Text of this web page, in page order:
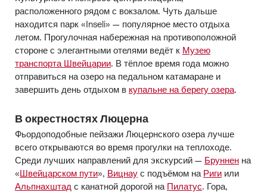
расположенного рядом с вокзалом. Чуть дальше
находится парк «Inseli» — популярное место отдыха
летом. Прогулочная набережная на противоположной
стороне с элегантными отелями ведёт к Музею
транспорта Швейцарии. В тёплое время года можно
отправиться на озеро на педальном катамаране и
завершить день отдыхом в купальне на берегу озера.
В окрестностях Люцерна
Фьордоподобные пейзажи Люцернского озера лучше
всего открываются во время прогулки на теплоходе.
Среди лучших направлений для экскурсий — Бруннен на
«Швейцарском пути», Вицнау с подъёмом на Риги или
Альпнахштад с канатной дорогой на Пилатус. Гора,